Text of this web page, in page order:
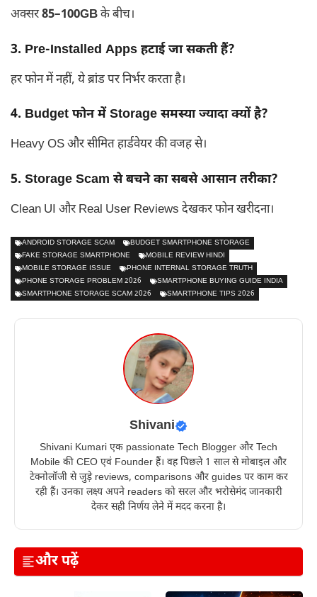
अक्सर85–100GBके बीच।
3. Pre-Installed Apps हटाई जा सकती हैं?
हर फोन में नहीं, ये ब्रांड पर निर्भर करता है।
4. Budget फोन में Storage समस्या ज्यादा क्यों है?
Heavy OS और सीमित हार्डवेयर की वजह से।
5. Storage Scam से बचने का सबसे आसान तरीका?
Clean UI और Real User Reviews देखकर फोन खरीदना।
ANDROID STORAGE SCAM
BUDGET SMARTPHONE STORAGE
FAKE STORAGE SMARTPHONE
MOBILE REVIEW HINDI
MOBILE STORAGE ISSUE
PHONE INTERNAL STORAGE TRUTH
PHONE STORAGE PROBLEM 2026
SMARTPHONE BUYING GUIDE INDIA
SMARTPHONE STORAGE SCAM 2026
SMARTPHONE TIPS 2026
Shivani
Shivani Kumari एक passionate Tech Blogger और Tech
Mobile की CEO एवं Founder हैं। वह पिछले 1 साल से मोबाइल और
टेक्नोलॉजी से जुड़े reviews, comparisons और guides पर काम कर
रही हैं। उनका लक्ष्य अपने readers को सरल और भरोसेमंद जानकारी
देकर सही निर्णय लेने में मदद करना है।
और पढ़ें